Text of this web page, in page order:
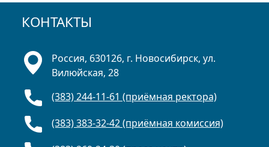
КОНТАКТЫ
Россия, 630126, г. Новосибирск, ул.
Вилюйская, 28
(383) 244-11-61 (приёмная ректора)
(383) 383-32-42 (приёмная комиссия)